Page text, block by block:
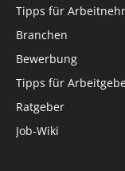
Tipps für
Branchen
Bewerbung
Tipps für
Ratgeber
Job-Wiki